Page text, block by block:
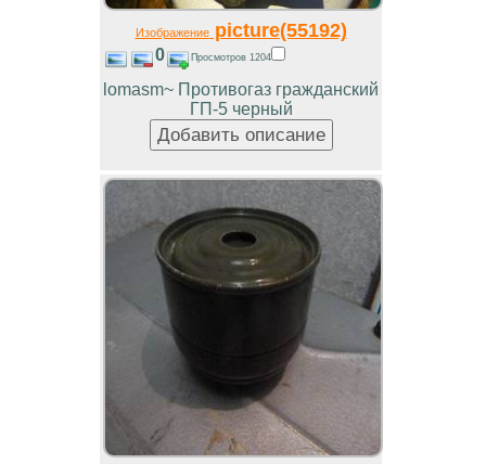
Изображениеpicture(55192)
0 Просмотров 1204
lomasm~ Противогаз гражданский
ГП-5 черный